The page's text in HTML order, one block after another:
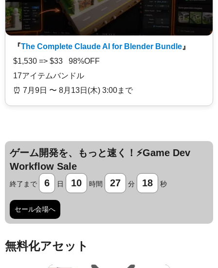
『The Complete Claude AI for Blender Bundle 』
$1,530 => $33 98%OFF
17アイテムバンドル
⏰️ 7月9日 〜 8月13日(木) 3:00まで
ゲーム開発を、もっと速く！⚡️Game Dev
Workflow Sale
終了まで 6 日 10 時間 27 分 17 秒
セール会場へ
無料化アセット